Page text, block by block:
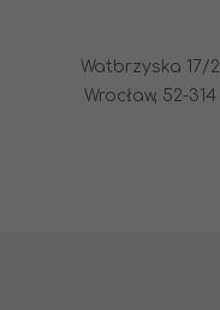
Watbrzyska 17/2
Wrocław, 52-314